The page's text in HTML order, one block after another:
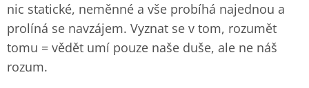
nic statické, neměnné a vše probíhá najednou a
prolíná se navzájem. Vyznat se v tom, rozumět
tomu = vědět umí pouze naše duše, ale ne náš
rozum.